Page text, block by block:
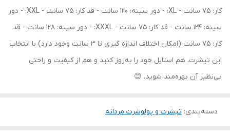
کار: 75 سانت - XL: - دور سینه: 120 سانت - قد کار: 75 سانت - XXL: - دور
سینه: 124 سانت - قد کار: 75 سانت - XXXL: - دور سینه: 128 سانت - قد
کار: 75 سانت (امکان اختلاف اندازه گیری تا 3 سانت وجود دارد) با انتخاب
این تیشرت، هم استایل خود را به‌روز کنید و هم از کیفیت و راحتی
بی‌نظیر آن بهره‌مند شوید. 😊
دسته‌بندی: تیشرت و پولوشرت مردانه